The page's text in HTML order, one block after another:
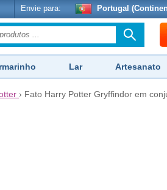
Envie para: Portugal
Lar Artesanato
› Fato Harry Potter Gryffindor em